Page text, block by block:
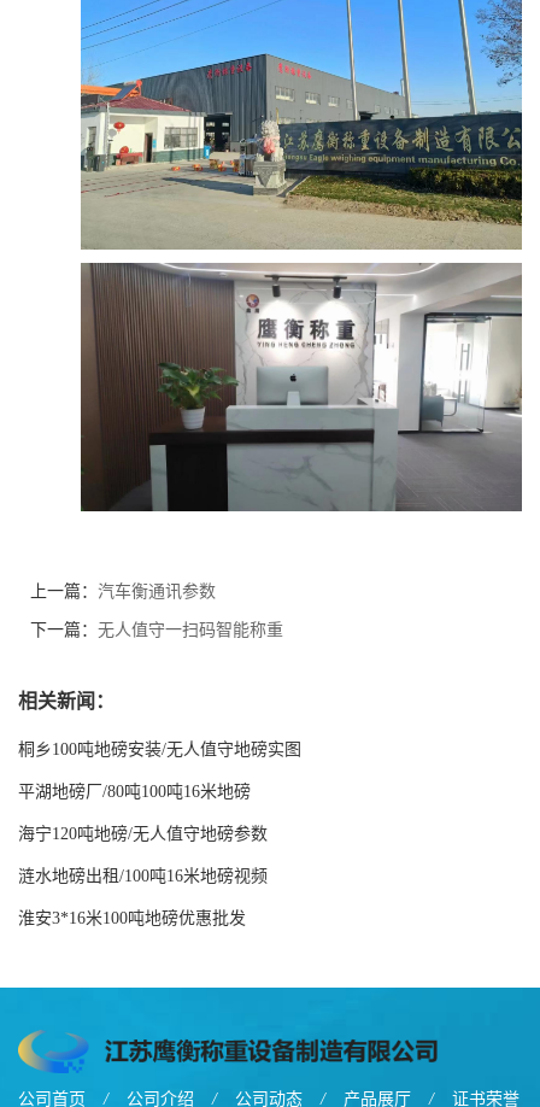
上一篇： 汽车衡通讯参数
下一篇： 无人值守一扫码智能称重
相关新闻：
桐乡100吨地磅安装/无人值守地磅实图
平湖地磅厂/80吨100吨16米地磅
海宁120吨地磅/无人值守地磅参数
涟水地磅出租/100吨16米地磅视频
淮安3*16米100吨地磅优惠批发
公司首页 / 公司介绍 / 公司动态 / 产品展厅 / 证书荣誉